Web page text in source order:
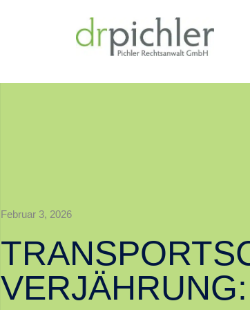
Februar 3, 2026
VERJÄHRUNG: